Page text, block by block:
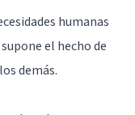
humanas
el hecho de
demás.